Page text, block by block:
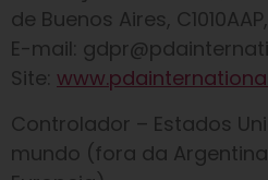
de Buenos Aires,
E-mail:
Site:
Controlador – Estados
mundo (fora da